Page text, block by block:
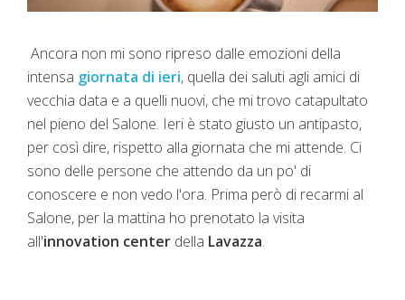
Ancora non mi sono ripreso dalle emozioni della
intensa giornata di ieri, quella dei saluti agli amici di
vecchia data e a quelli nuovi, che mi trovo catapultato
nel pieno del Salone. Ieri è stato giusto un antipasto,
per così dire, rispetto alla giornata che mi attende. Ci
sono delle persone che attendo da un po' di
conoscere e non vedo l'ora. Prima però di recarmi al
Salone, per la mattina ho prenotato la visita
all'innovation center della Lavazza.